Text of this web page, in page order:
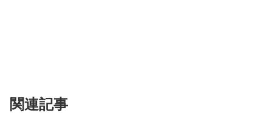
関連記事